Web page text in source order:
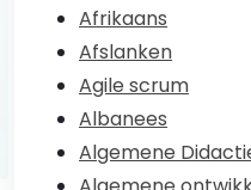
Afrikaans
Afslanken
Agile scrum
Albanees
Algemene